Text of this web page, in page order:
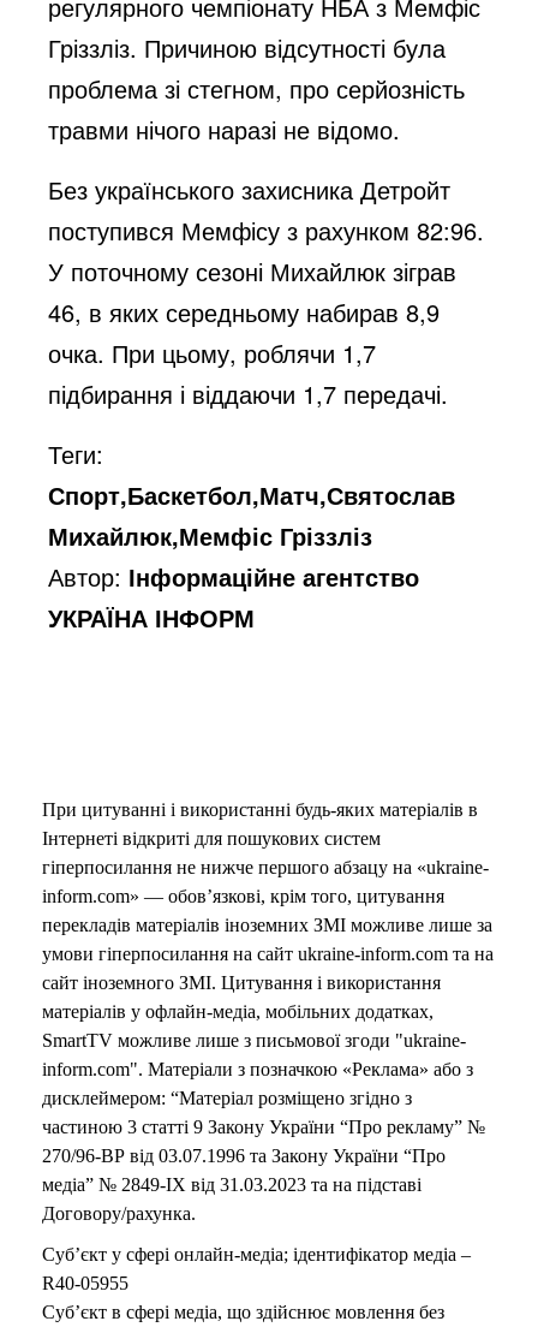
Гріззліз. Причиною відсутності була
проблема зі стегном, про серйозність
травми нічого наразі не відомо.
Без українського захисника Детройт
поступився Мемфісу з рахунком 82:96.
У поточному сезоні Михайлюк зіграв
46, в яких середньому набирав 8,9
очка. При цьому, роблячи 1,7
підбирання і віддаючи 1,7 передачі.
Теги:
Спорт,Баскетбол,Матч,Святослав
Михайлюк,Мемфіс Гріззліз
Автор: Інформаційне агентство
УКРАЇНА ІНФОРМ
При цитуванні і використанні будь-яких матеріалів в
Інтернеті відкриті для пошукових систем
гіперпосилання не нижче першого абзацу на «ukraine-
inform.com» — обов’язкові, крім того, цитування
перекладів матеріалів іноземних ЗМІ можливе лише за
умови гіперпосилання на сайт ukraine-inform.com та на
сайт іноземного ЗМІ. Цитування і використання
матеріалів у офлайн-медіа, мобільних додатках,
SmartTV можливе лише з письмової згоди "ukraine-
inform.com". Матеріали з позначкою «Реклама» або з
дисклеймером: “Матеріал розміщено згідно з
частиною 3 статті 9 Закону України “Про рекламу” №
270/96-ВР від 03.07.1996 та Закону України “Про
медіа” № 2849-IX від 31.03.2023 та на підставі
Договору/рахунка.
Суб’єкт у сфері онлайн-медіа; ідентифікатор медіа –
R40-05955
Суб’єкт в сфері медіа, що здійснює мовлення без